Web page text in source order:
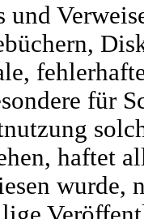
und
für
haftet
wurde,